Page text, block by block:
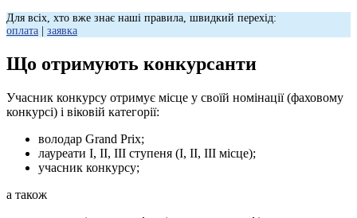
Для всіх, хто вже знає наші правила, швидкий перехід:
оплата
заявка
Що отримують конкурсанти
Учасник конкурсу отримує місце у своїй номінації (фаховому
конкурсі) і віковій категорії:
володар Grand Prix;
лауреати І, ІІ, ІІІ ступеня (І, ІІ, ІІІ місце);
учасник конкурсу;
а також